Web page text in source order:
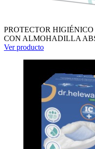
PROTECTOR
CON ALMOHADILLA
Ver producto